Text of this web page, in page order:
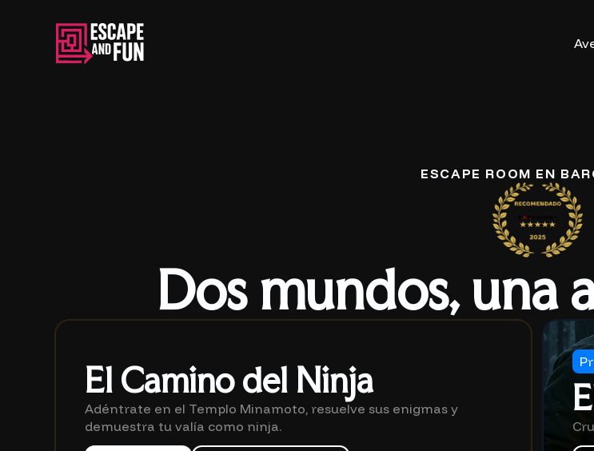
ESCAPE ROOM EN
Dos mundos, una
El Camino del Ninja
Adéntrate en el Templo Minamoto, resuelve sus enigmas y
demuestra tu valía como ninja.